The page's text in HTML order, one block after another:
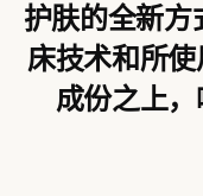
护肤的全新
床技术和所
成份之上，